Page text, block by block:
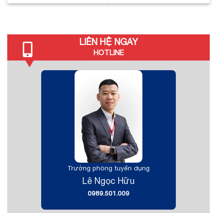
LIÊN HỆ NGAY
HOTLINE
Trưởng phòng tuyển dụng
Lê Ngọc Hữu
0989.501.009